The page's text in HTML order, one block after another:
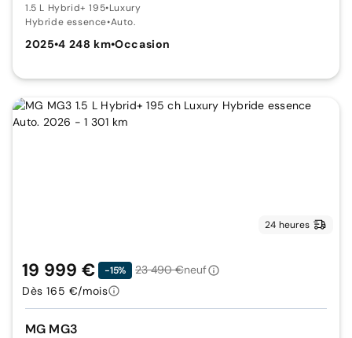
1.5 L Hybrid+ 195•Luxury
Hybride essence•Auto.
2025•4 248 km•Occasion
24 heures
MG MG3
19 999 € -15% 23 490 €neuf
Dès 165 €/mois